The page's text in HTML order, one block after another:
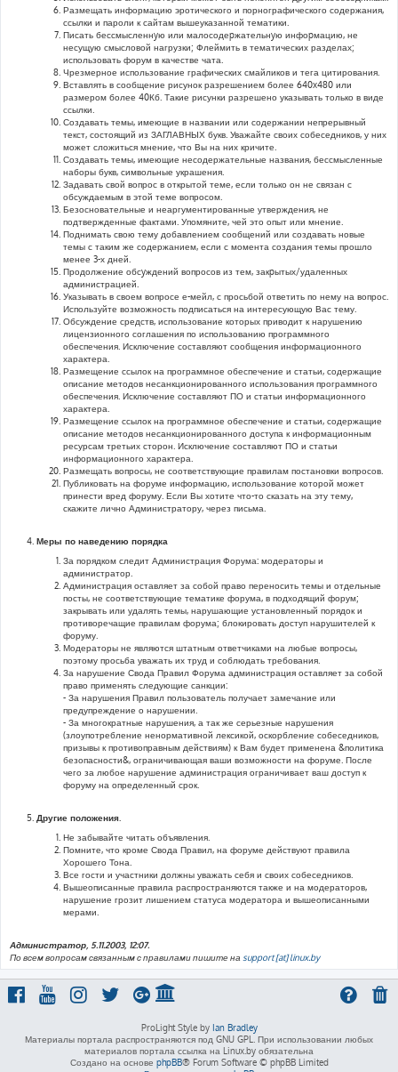
Размещать информацию эротического и порнографического содержания,
ссылки и пароли к сайтам вышеуказанной тематики.
Писать бессмысленнyю или малосодеpжательнyю инфоpмацию, не
несущую смысловой нагрузки; Флеймить в тематических разделах;
использовать форум в качестве чата.
Чрезмерное использование графических смайликов и тега цитирования.
Вставлять в сообщение рисунок разрешением более 640x480 или
размером более 40Кб. Такие рисунки разрешено указывать только в виде
ссылки.
Создавать темы, имеющие в названии или содержании непрерывный
текст, состоящий из ЗАГЛАВНЫХ букв. Уважайте своих собеседников, у них
может сложиться мнение, что Вы на них кричите.
Создавать темы, имеющие несодержательные названия, бессмысленные
наборы букв, символьные украшения.
Задавать свой вопрос в открытой теме, если только он не связан с
обсуждаемым в этой теме вопросом.
Безосновательные и неаргументированные утверждения, не
подтвержденные фактами. Упомяните, чей это опыт или мнение.
Поднимать свою тему добавлением сообщений или создавать новые
темы с таким же содержанием, если с момента создания темы прошло
менее 3-х дней.
Продолжение обсyждений вопросов из тем, закpытых/удаленных
администрацией.
Указывать в своем вопросе е-мейл, с просьбой ответить по нему на вопрос.
Используйте возможность подписаться на интересующую Вас тему.
Обсуждение средств, использование которых приводит к нарушению
лицензионного соглашения по использованию программного
обеспечения. Исключение составляют сообщения информационного
характера.
Размещение ссылок на программное обеспечение и статьи, содержащие
описание методов несанкционированного использования программного
обеспечения. Исключение составляют ПО и статьи информационного
характера.
Размещение ссылок на программное обеспечение и статьи, содержащие
описание методов несанкционированного доступа к информационным
ресурсам третьих сторон. Исключение составляют ПО и статьи
информационного характера.
Размещать вопросы, не соответствующие правилам постановки вопросов.
Публиковать на форуме информацию, использование которой может
принести вред форуму. Если Вы хотите что-то сказать на эту тему,
скажите лично Администратору, через письма.
Меры по наведению порядка
За порядком следит Администрация Форума: модераторы и
администратор.
Администрация оставляет за собой право переносить темы и отдельные
посты, не соответствующие тематике форума, в подходящий форум;
закрывать или удалять темы, нарушающие установленный порядок и
противоречащие правилам форума; блокировать доступ нарушителей к
форуму.
Модераторы не являются штатным ответчиками на любые вопросы,
поэтому просьба уважать их труд и соблюдать требования.
За нарушение Свода Правил Форума администрация оставляет за собой
право применять следующие санкции:
- За нарушения Правил пользователь получает замечание или
предупреждение о нарушении.
- За многократные нарушения, а так же серьезные нарушения
(злоупотребление ненормативной лексикой, оскорбление собеседников,
призывы к противоправным действиям) к Вам будет применена &политика
безопасности&, ограничивающая ваши возможности на форуме. После
чего за любое нарушение администрация ограничивает ваш доступ к
форуму на определенный срок.
Другие положения.
Не забывайте читать объявления.
Помните, что кроме Свода Правил, на форуме действуют правила
Хорошего Тона.
Все гости и участники должны уважать себя и своих собеседников.
Вышеописанные правила распространяются также и на модераторов,
нарушение грозит лишением статуса модератора и вышеописанными
мерами.
Администратор, 5.11.2003, 12:07.
По всем вопросам связанным с правилами пишите на support [at] linux.by
ProLight Style by Ian Bradley
Материалы портала распространяются под GNU GPL. При использовании любых
материалов портала ссылка на Linux.by обязательна
Создано на основе phpBB® Forum Software © phpBB Limited